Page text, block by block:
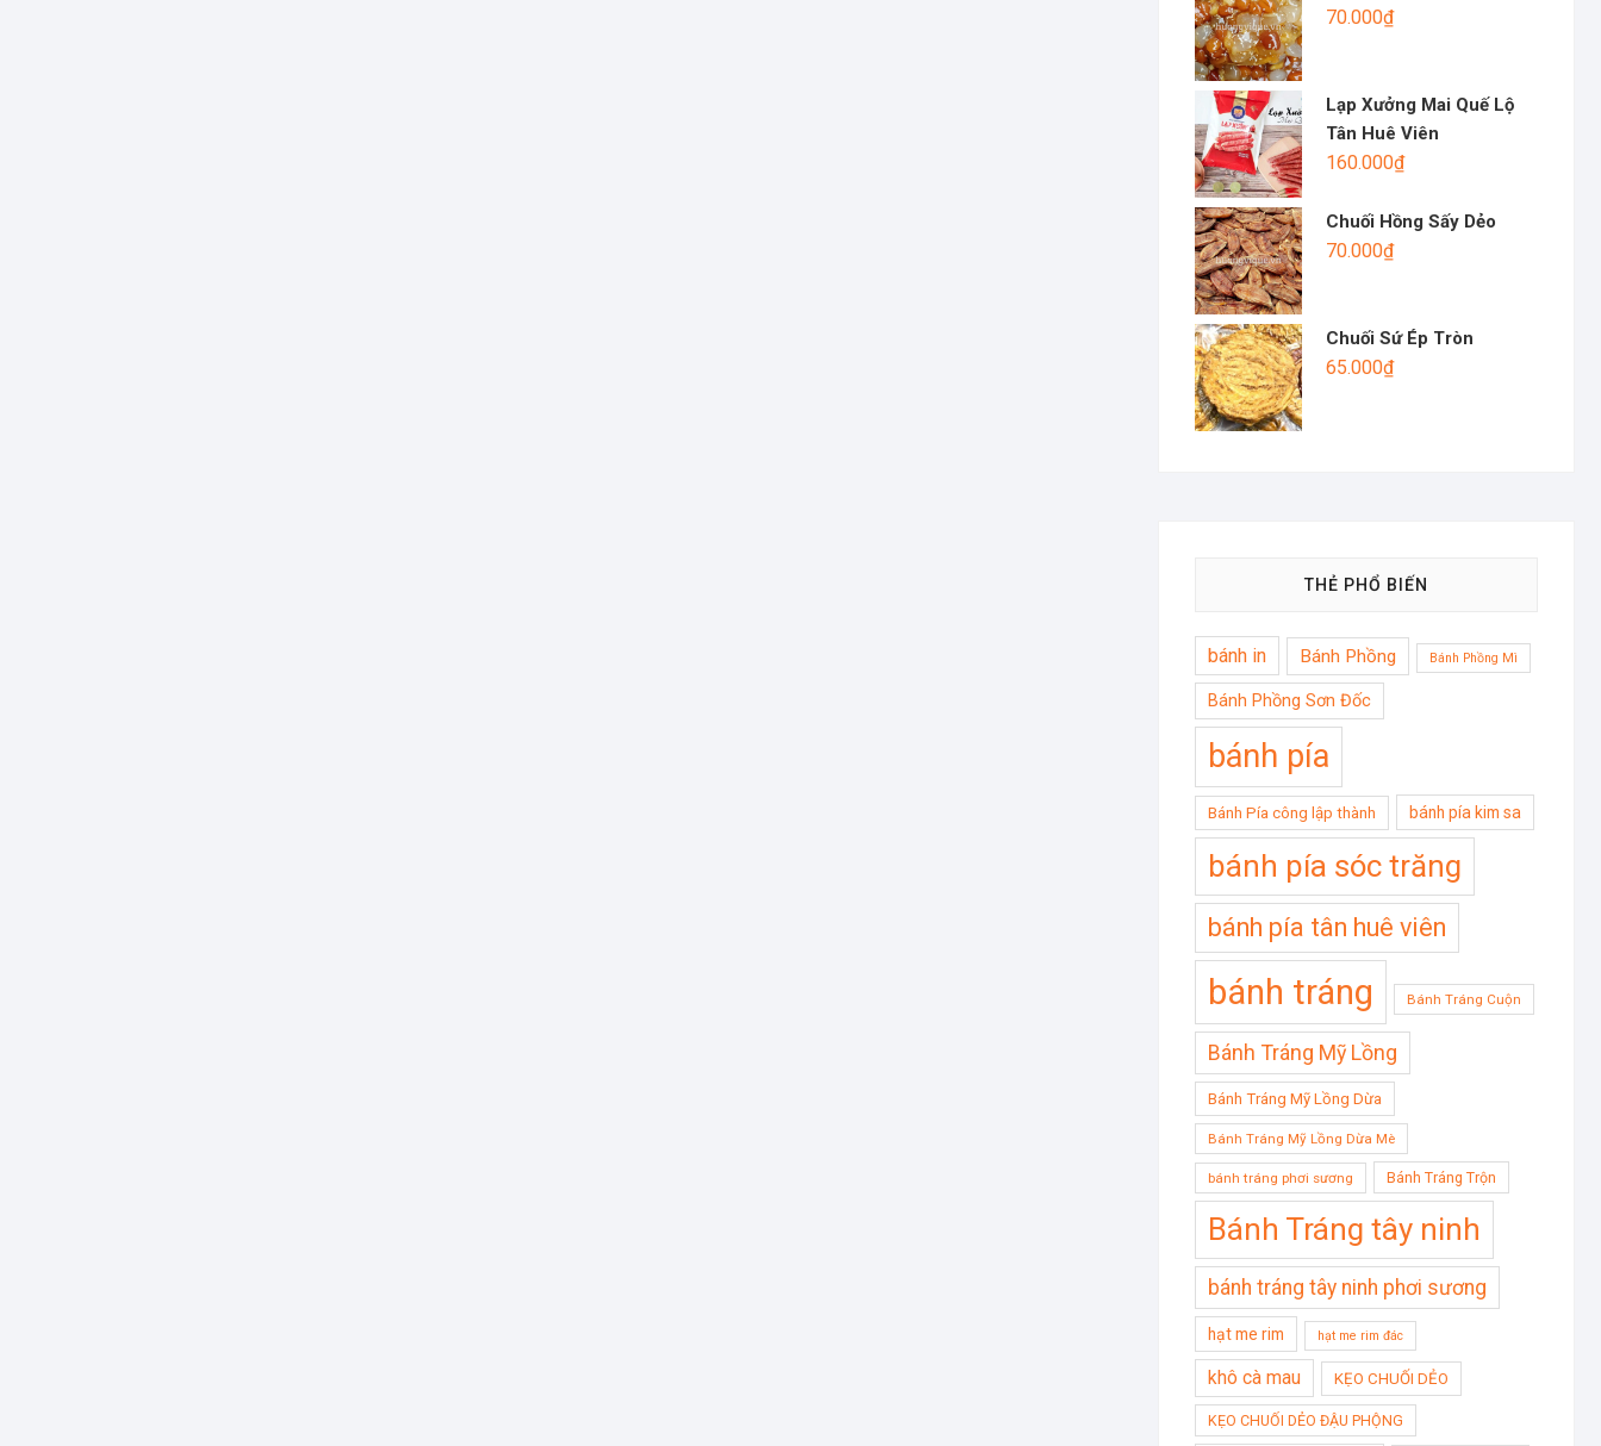
70.000₫
Lạp Xưởng Mai Quế Lộ
Tân Huê Viên
160.000₫
Chuối Hồng Sấy Dẻo
70.000₫
Chuối Sứ Ép Tròn
65.000₫
THẺ PHỔ BIẾN
bánh in Bánh Phồng Bánh Phồng Mì
Bánh Phồng Sơn Đốc
bánh pía
Bánh Pía công lập thành bánh pía kim sa
bánh pía sóc trăng
bánh pía tân huê viên
bánh tráng Bánh Tráng Cuộn
Bánh Tráng Mỹ Lồng
Bánh Tráng Mỹ Lồng Dừa
Bánh Tráng Mỹ Lồng Dừa Mè
bánh tráng phơi sương Bánh Tráng Trộn
Bánh Tráng tây ninh
bánh tráng tây ninh phơi sương
hạt me rim hạt me rim đác
khô cà mau KẸO CHUỐI DẺO
KẸO CHUỐI DẺO ĐẬU PHỘNG